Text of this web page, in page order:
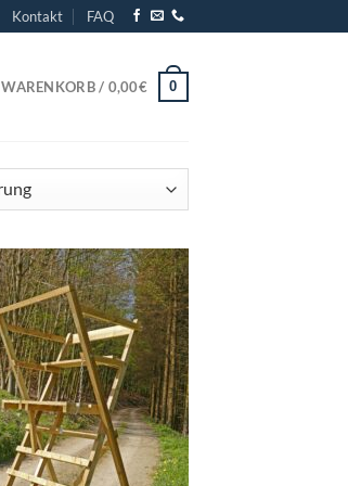
Kontakt FAQ
WARENKORB / 0,00€ 0
Add to
wishlist